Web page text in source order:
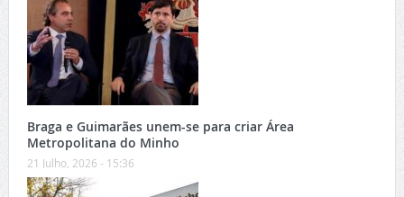
Braga e Guimarães unem-se para criar Área
Metropolitana do Minho
21 Julho, 2026 - 15:36